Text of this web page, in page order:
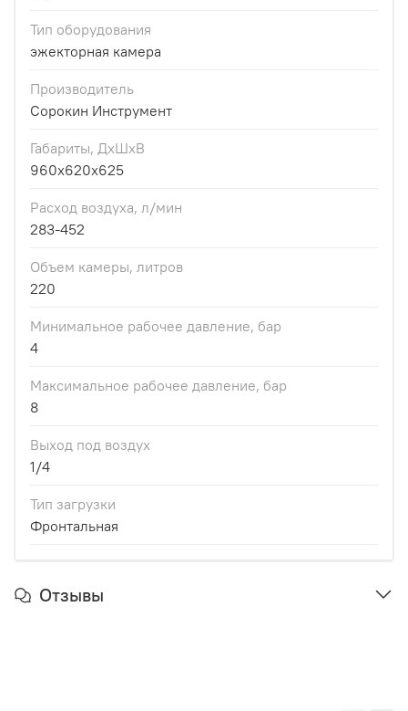
Тип оборудования
эжекторная камера
Производитель
Сорокин Инструмент
Габариты, ДхШхВ
960x620x625
Расход воздуха, л/мин
283-452
Объем камеры, литров
220
Минимальное рабочее давление, бар
4
Максимальное рабочее давление, бар
8
Выход под воздух
1/4
Тип загрузки
Фронтальная
Отзывы